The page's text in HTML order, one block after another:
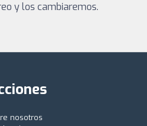
y los cambiaremos.
nosotros